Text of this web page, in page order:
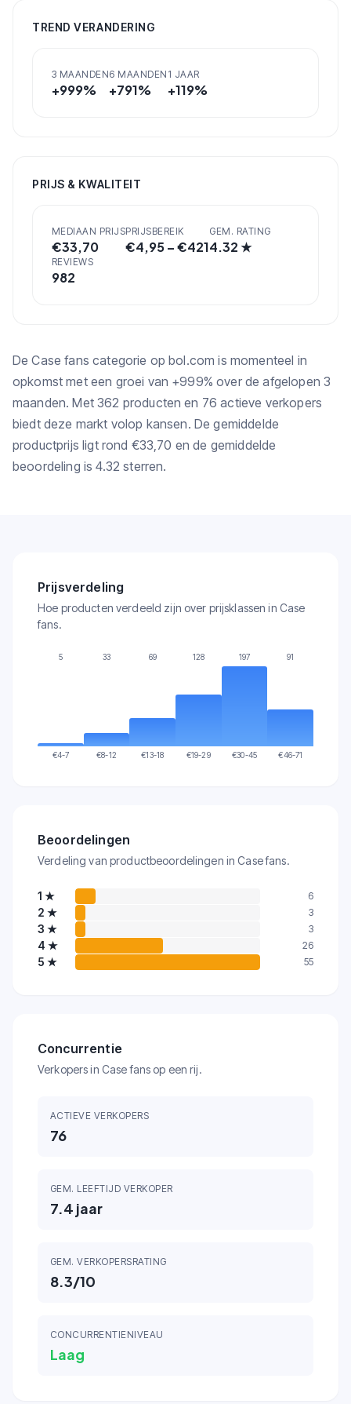
TREND VERANDERING
3 MAANDEN
+999%
6 MAANDEN
+791%
1 JAAR
+119%
PRIJS & KWALITEIT
MEDIAAN PRIJS
€33,70
PRIJSBEREIK
€4,95– €421
GEM. RATING
4.32★
REVIEWS
982
De Case fans categorie op bol.com is momenteel in
opkomst met een groei van +999% over de afgelopen 3
maanden. Met 362 producten en 76 actieve verkopers
biedt deze markt volop kansen. De gemiddelde
productprijs ligt rond €33,70 en de gemiddelde
beoordeling is 4.32 sterren.
Prijsverdeling
Hoe producten verdeeld zijn over prijsklassen in Case
fans.
5
€4-7
33
€8-12
69
€13-18
128
€19-29
197
€30-45
91
€46-71
Beoordelingen
Verdeling van productbeoordelingen in Case fans.
1 ★ 6
2 ★ 3
3 ★ 3
4 ★ 26
5 ★ 55
Concurrentie
Verkopers in Case fans op een rij.
ACTIEVE VERKOPERS
76
GEM. LEEFTIJD VERKOPER
7.4 jaar
GEM. VERKOPERSRATING
8.3/10
CONCURRENTIENIVEAU
Laag